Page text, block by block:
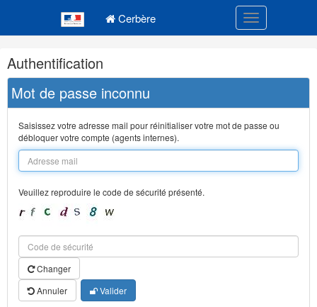
Cerbère Toggle
Navigation
et
outils
annexes
Authentification
Mot de passe inconnu
Saisissez votre adresse mail pour réinitialiser votre mot de passe ou
débloquer votre compte (agents internes).
Veuillez reproduire le code de sécurité présenté.
Changer
Annuler
Valider